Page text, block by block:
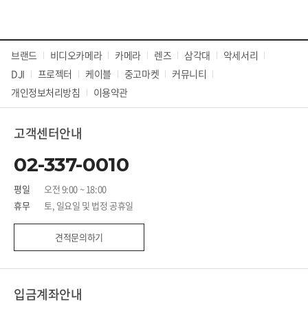
브랜드 비디오카메라 카메라 렌즈 삼각대
악세서리
DJI
프로젝터 케이블 중고마켓
커뮤니티
개인정보처리방침
이용약관
고객센터안내
02-337-0010
평일
오전 9:00 ~ 18:00
휴무
토, 일요일 및 법정 공휴일
견적문의하기
입금계좌안내